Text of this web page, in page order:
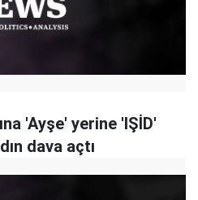
'Ayşe' yerine 'IŞİD'
dava açtı